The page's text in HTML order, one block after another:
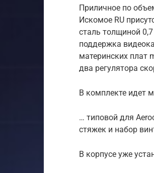
Приличное по
Искомое RU
сталь толщиной
поддержка
материнских плат
два регулятора
В комплекте идет
… типовой для
стяжек и набор
В корпусе уже